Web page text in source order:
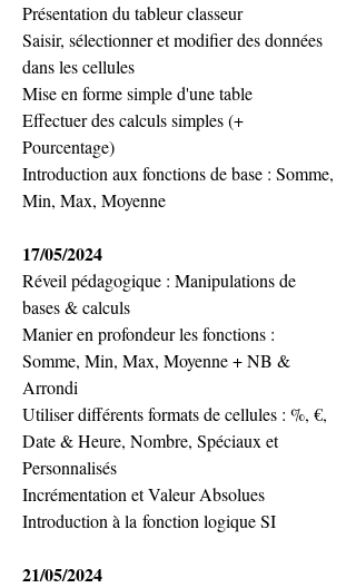
Présentation du tableur classeur
Saisir, sélectionner et modifier des données
dans les cellules
Mise en forme simple d'une table
Effectuer des calculs simples (+
Pourcentage)
Introduction aux fonctions de base : Somme,
Min, Max, Moyenne
17/05/2024
Réveil pédagogique : Manipulations de
bases & calculs
Somme, Min, Max, Moyenne + NB &
Arrondi
Utiliser différents formats de cellules : %, €,
Date & Heure, Nombre, Spéciaux et
Personnalisés
Incrémentation et Valeur Absolues
Introduction à la fonction logique SI
21/05/2024